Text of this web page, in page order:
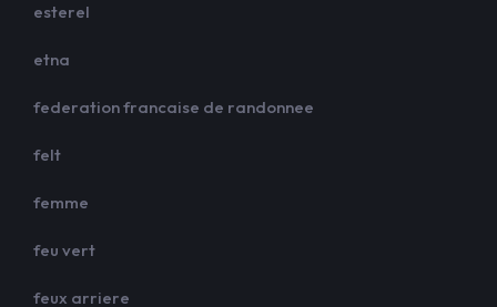
esterel
etna
federation francaise de randonnee
felt
femme
feu vert
feux arriere